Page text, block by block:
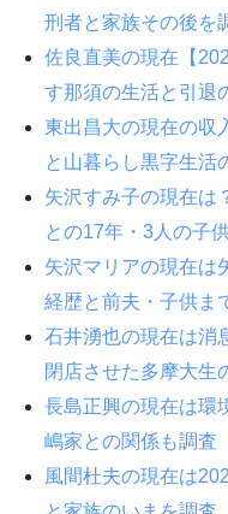
刑者と家族その後を
佐良直美の現在【
す那須の生活と引退
東出昌大の現在の収
と山暮らし黒字生活
矢沢すみ子の現在は
との17年・3人の子
矢沢マリアの現在は
経歴と前夫・子供ま
石井湧也の現在は消
閉店させた多摩大生
長島正興の現在は環
嶋家との関係も調査
風間杜夫の現在は